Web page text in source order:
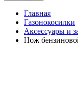
Главная
Газонокосилки
Аксессуары и
Нож